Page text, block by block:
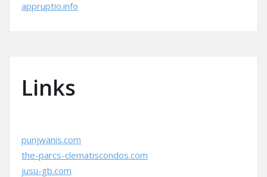
appruptio.info
Links
punjwanis.com
the-parcs-clematiscondos.com
jusu-gb.com